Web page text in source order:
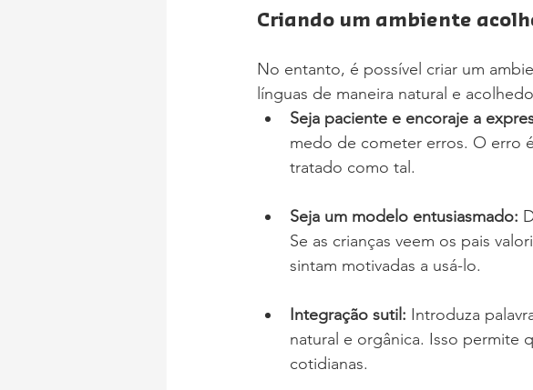
Criando um ambiente
No entanto, é possível criar um
línguas de maneira natural e
Seja paciente e encoraje a
medo de cometer erros. O erro
tratado como tal.
Seja um modelo entusiasmado:
Se as crianças veem os pais
sintam motivadas a usá-lo.
Integração sutil: Introduza
natural e orgânica. Isso permite
cotidianas.